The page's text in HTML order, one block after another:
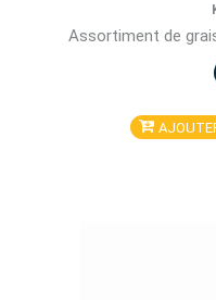
Assortiment de